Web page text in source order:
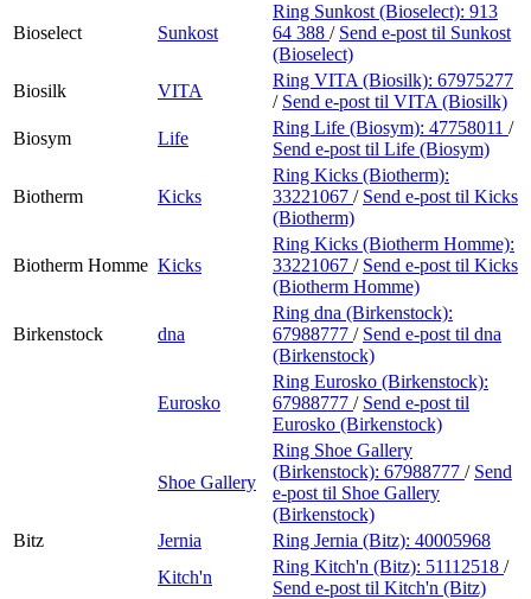
Bioselect Sunkost
Ring Sunkost (Bioselect): 913
64 388 / Send e-post til Sunkost
(Bioselect)
Biosilk
VITA
Ring VITA (Biosilk): 67975277
/ Send e-post til VITA (Biosilk)
Biosym
Life
Ring Life (Biosym): 47758011 /
Send e-post til Life (Biosym)
Biotherm Kicks
Ring Kicks (Biotherm):
33221067 / Send e-post til Kicks
(Biotherm)
Biotherm Homme Kicks
Ring Kicks (Biotherm Homme):
33221067 / Send e-post til Kicks
(Biotherm Homme)
Birkenstock dna
Ring dna (Birkenstock):
67988777 / Send e-post til dna
(Birkenstock)
Eurosko
Ring Eurosko (Birkenstock):
67988777 / Send e-post til
Eurosko (Birkenstock)
Shoe Gallery
Ring Shoe Gallery
(Birkenstock): 67988777 / Send
e-post til Shoe Gallery
(Birkenstock)
Bitz
Jernia Ring Jernia (Bitz): 40005968
Kitch'n
Ring Kitch'n (Bitz): 51112518 /
Send e-post til Kitch'n (Bitz)